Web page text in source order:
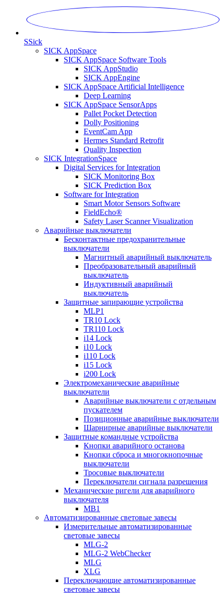
SSick
SICK AppSpace
SICK AppSpace Software Tools
SICK AppStudio
SICK AppEngine
SICK AppSpace Artificial Intelligence
Deep Learning
SICK AppSpace SensorApps
Pallet Pocket Detection
Dolly Positioning
EventCam App
Hermes Standard Retrofit
Quality Inspection
SICK IntegrationSpace
Digital Services for Integration
SICK Monitoring Box
SICK Prediction Box
Software for Integration
Smart Motor Sensors Software
FieldEcho®
Safety Laser Scanner Visualization
Аварийные выключатели
Бесконтактные предохранительные
выключатели
Магнитный аварийный выключатель
Преобразовательный аварийный
выключатель
Индуктивный аварийный
выключатель
Защитные запирающие устройства
MLP1
TR10 Lock
TR110 Lock
i14 Lock
i10 Lock
i110 Lock
i15 Lock
i200 Lock
Электромеханические аварийные
выключатели
Аварийные выключатели с отдельным
пускателем
Позиционные аварийные выключатели
Шарнирные аварийные выключатели
Защитные командные устройства
Кнопки аварийного останова
Кнопки сброса и многокнопочные
выключатели
Тросовые выключатели
Переключатели сигнала разрешения
Механические ригели для аварийного
выключателя
MB1
Автоматизированные световые завесы
Измерительные автоматизированные
световые завесы
MLG-2
MLG-2 WebChecker
MLG
XLG
Переключающие автоматизированные
световые завесы